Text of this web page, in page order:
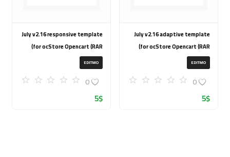
July v2.16 adaptive template
for ocStore Opencart (RAR)
EDITMO
0
5$
July v2.16 responsive template
for ocStore Opencart (RAR)
EDITMO
0
5$